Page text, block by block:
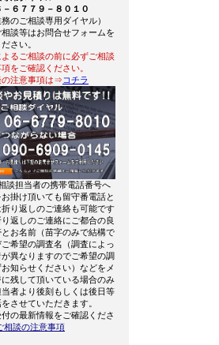
－６７７９－８０１０
務のご相談専用ダイヤル）
談等はお問合せフォームを
さい。
よるご相談の前に必ずご相談
をご確認ください。
注意事項は⇒ コチラ
談担当者の携帯電話番号へ
掛け頂いても留守番電話と
り返しのご連絡も可能です
返しのご連絡にご都合の良
とお名前（苗字のみで結構で
希望の調査名（調査によっ
異なりますのでご希望の調
知らせください）などをメ
に残して頂いている場合のみ
当者より後刻もしくは後日等
させていただきます。
付の最新情報をご確認くださ
相談の注意事項